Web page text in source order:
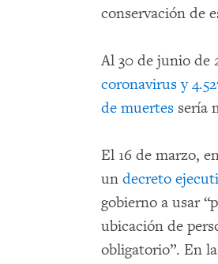
conservación de
Al 30 de junio de
coronavirus y
de muertes sería
El 16 de marzo,
un decreto
gobierno a usar
ubicación de
obligatorio”. En